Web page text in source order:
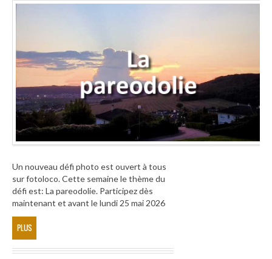
Un nouveau défi photo est ouvert à tous
sur fotoloco. Cette semaine le thème du
défi est: La pareodolie. Participez dès
maintenant et avant le lundi 25 mai 2026
PLUS